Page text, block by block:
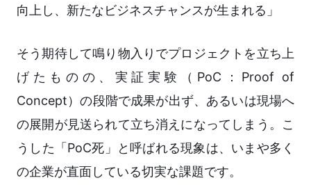
向上し、新たなビジネスチャンスが生まれる」
そう期待して鳴り物入りでプロジェクトを立ち上
げたものの、実証実験（PoC：Proof of
Concept）の段階で成果が出ず、あるいは現場へ
の展開が見送られて立ち消えになってしまう。こ
うした「PoC死」と呼ばれる現象は、いまや多く
の企業が直面している切実な課題です。